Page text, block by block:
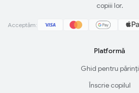
copiii lor.
Acceptăm:
Platformă
Ghid pentru părinți
Înscrie copilul